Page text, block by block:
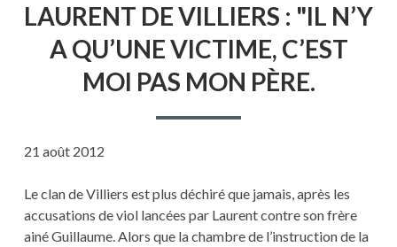
DE
VILLIERS
:
"IL
N’Y
A
MON
PÈRE.
LAURENT DE VILLIERS : "IL N’Y
A QU’UNE VICTIME, C’EST
MOI PAS MON PÈRE.
21 août 2012
Le clan de Villiers est plus déchiré que jamais, après les
accusations de viol lancées par Laurent contre son frère
ainé Guillaume. Alors que la chambre de l’instruction de la